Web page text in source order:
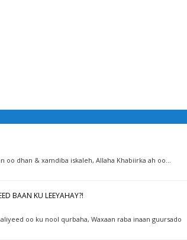
oo dhan & xamdiba iskaleh, Allaha Khabiirka ah oo…
BAAN KU LEEYAHAY?!
oo ku nool qurbaha, Waxaan raba inaan guursado